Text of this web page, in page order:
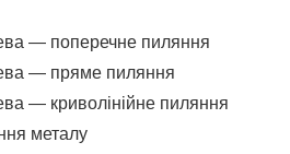
— поперечне пиляння
— пряме пиляння
— криволінійне пиляння
металу